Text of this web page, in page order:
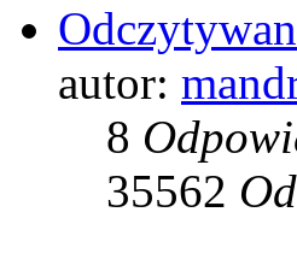
autor:
8
35562